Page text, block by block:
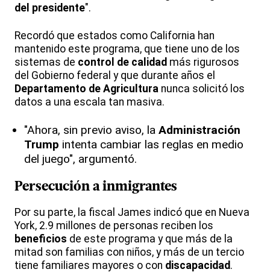
del presidente".
Recordó que estados como California han
mantenido este programa, que tiene uno de los
sistemas de control de calidad más rigurosos
del Gobierno federal y que durante años el
Departamento de Agricultura nunca solicitó los
datos a una escala tan masiva.
"Ahora, sin previo aviso, la Administración
Trump intenta cambiar las reglas en medio
del juego", argumentó.
Persecución ainmigrantes
Por su parte, la fiscal James indicó que en Nueva
York, 2.9 millones de personas reciben los
beneficios de este programa y que más de la
mitad son familias con niños, y más de un tercio
tiene familiares mayores o con discapacidad .